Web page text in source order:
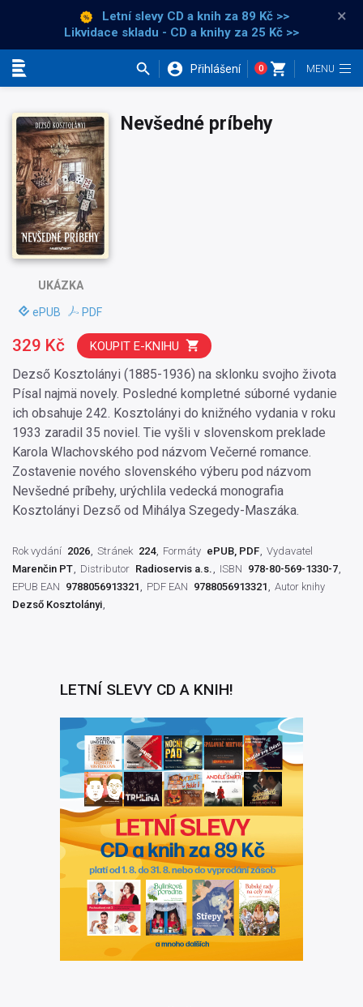
Letní slevy CD a knih za 89 Kč >>
Likvidace skladu - CD a knihy za 25 Kč >>
×
Přihlášení 0
UKÁZKA
ePUB PDF
Nevšedné príbehy
Dezső Kosztolányi (1885-1936) na sklonku svojho života
Písal najmä novely. Posledné kompletné súborné vydanie
ich obsahuje 242. Kosztolányi do knižného vydania v roku
1933 zaradil 35 noviel. Tie vyšli v slovenskom preklade
Karola Wlachovského pod názvom Večerné romance.
Zostavenie nového slovenského výberu pod názvom
Nevšedné príbehy, urýchlila vedecká monografia
Kosztolányi Dezső od Mihálya Szegedy-Maszáka.
329 Kč KOUPIT E-KNIHU
Rok vydání 2026 Stránek 224 Formáty ePUB, PDF Vydavatel
Marenčin PT
Distributor Radioservis a.s. ISBN 978-80-569-1330-7
EPUB EAN 9788056913321 PDF EAN 9788056913321
Autor knihy
Dezső Kosztolányi
LETNÍ SLEVY CD A KNIH!